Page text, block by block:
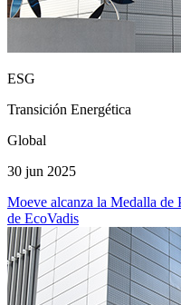
ESG
Transición Energética
Global
30 jun 2025
Moeve alcanza la Medalla de
de EcoVadis